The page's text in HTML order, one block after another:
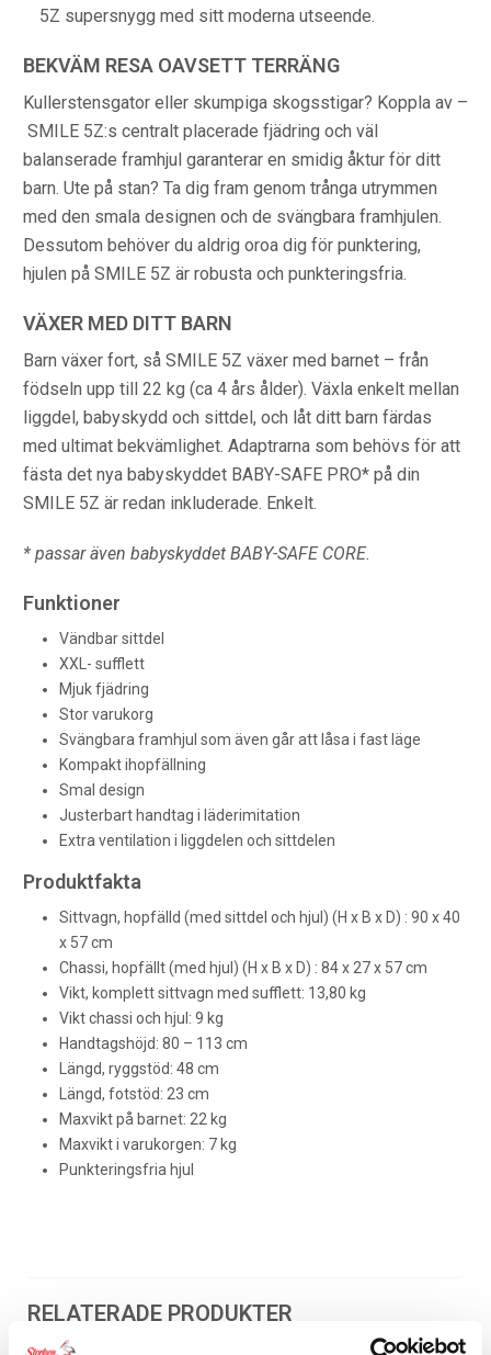
5Z supersnygg med sitt moderna utseende.
BEKVÄM RESA OAVSETT TERRÄNG
Kullerstensgator eller skumpiga skogsstigar? Koppla av –
SMILE 5Z:s centralt placerade fjädring och väl
balanserade framhjul garanterar en smidig åktur för ditt
barn. Ute på stan? Ta dig fram genom trånga utrymmen
med den smala designen och de svängbara framhjulen.
Dessutom behöver du aldrig oroa dig för punktering,
hjulen på SMILE 5Z är robusta och punkteringsfria.
VÄXER MED DITT BARN
Barn växer fort, så SMILE 5Z växer med barnet – från
födseln upp till 22 kg (ca 4 års ålder). Växla enkelt mellan
liggdel, babyskydd och sittdel, och låt ditt barn färdas
med ultimat bekvämlighet. Adaptrarna som behövs för att
fästa det nya babyskyddet BABY-SAFE PRO* på din
SMILE 5Z är redan inkluderade. Enkelt.
* passar även babyskyddet BABY-SAFE CORE.
Funktioner
Vändbar sittdel
XXL- sufflett
Mjuk fjädring
Stor varukorg
Svängbara framhjul som även går att låsa i fast läge
Kompakt ihopfällning
Smal design
Justerbart handtag i läderimitation
Extra ventilation i liggdelen och sittdelen
Produktfakta
Sittvagn, hopfälld (med sittdel och hjul) (H x B x D) : 90 x 40
x 57 cm
Chassi, hopfällt (med hjul) (H x B x D) : 84 x 27 x 57 cm
Vikt, komplett sittvagn med sufflett: 13,80 kg
Vikt chassi och hjul: 9 kg
Handtagshöjd: 80 – 113 cm
Längd, ryggstöd: 48 cm
Längd, fotstöd: 23 cm
Maxvikt på barnet: 22 kg
Maxvikt i varukorgen: 7 kg
Punkteringsfria hjul
RELATERADE PRODUKTER